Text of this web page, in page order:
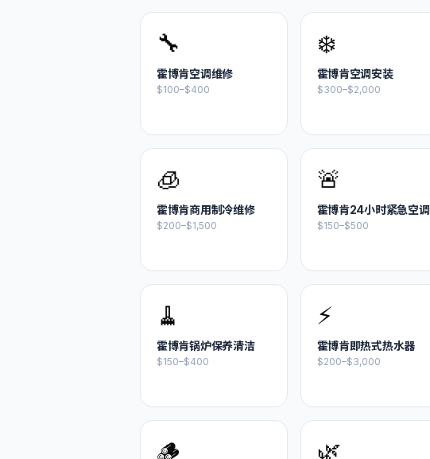
🔧
霍博肯空调维修
$100–$400
❄️
霍博肯空调安装
$300–$2,000
🧊
霍博肯商用制冷维修
$200–$1,500
🚨
霍博肯24小时紧急空调
$150–$500
🧹
霍博肯锅炉保养清洁
$150–$400
⚡
霍博肯即热式热水器
$200–$3,000
🪵 🌿